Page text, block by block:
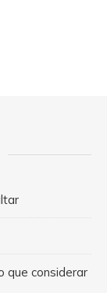
que considerar